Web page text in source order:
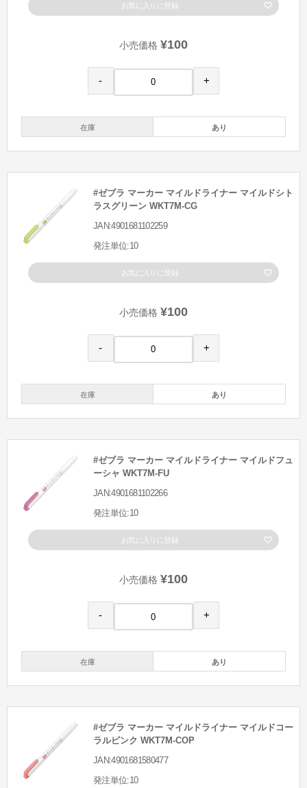
お気に入りに登録
小売価格 ¥100
- +
在庫 あり
#ゼブラ マーカー マイルドライナー マイルドシト
ラスグリーン WKT7M-CG
JAN:4901681102259
発注単位:10
お気に入りに登録
小売価格 ¥100
- +
在庫 あり
#ゼブラ マーカー マイルドライナー マイルドフュ
ーシャ WKT7M-FU
JAN:4901681102266
発注単位:10
お気に入りに登録
小売価格 ¥100
- +
在庫 あり
#ゼブラ マーカー マイルドライナー マイルドコー
ラルピンク WKT7M-COP
JAN:4901681580477
発注単位:10